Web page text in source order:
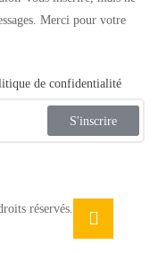
Merci pour votre
de confidentialité
S'inscrire
réservés.